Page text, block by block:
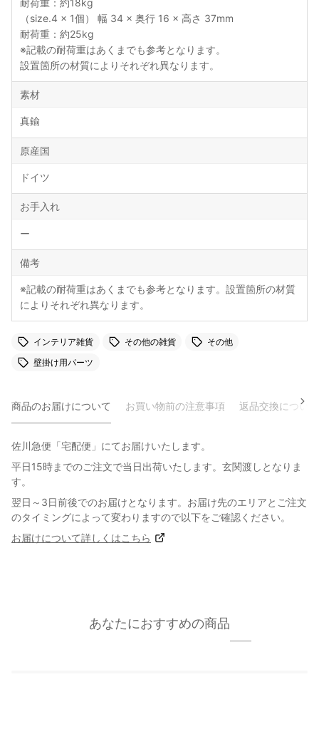
（size.4 × 1個） 幅 34 × 奥行 16 × 高さ 37mm
耐荷重：約25kg
※記載の耐荷重はあくまでも参考となります。
設置箇所の材質によりそれぞれ異なります。
素材
真鍮
原産国
ドイツ
お手入れ
ー
備考
※記載の耐荷重はあくまでも参考となります。設置箇所の材質
によりそれぞれ異なります。
インテリア雑貨 その他の雑貨
その他
壁掛け用パーツ
商品のお届けについて お買い物前の注意事項 返品交換について
佐川急便「宅配便」にてお届けいたします。
平日15時までのご注文で当日出荷いたします。玄関渡しとなりま
す。
翌日～3日前後でのお届けとなります。お届け先のエリアとご注文
のタイミングによって変わりますので以下をご確認ください。
お届けについて詳しくはこちら
あなたにおすすめの商品